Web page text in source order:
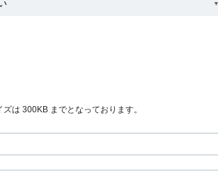
は 300KB までとなっております。